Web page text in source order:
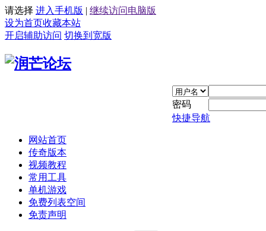
请选择 进入手机版 | 继续访问电脑版
设为首页收藏本站
开启辅助访问 切换到宽版
密码
快捷导航
网站首页
传奇版本
视频教程
常用工具
单机游戏
免费列表空间
免责声明